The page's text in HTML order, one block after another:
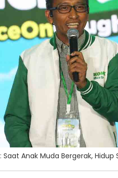
Anak Muda Bergerak,